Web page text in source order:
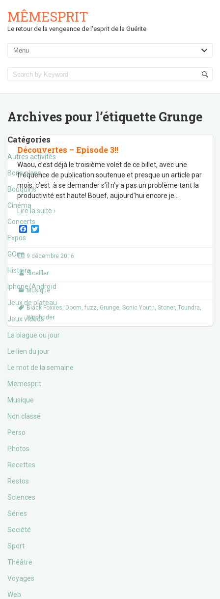
MÊMESPRIT
Le retour de la vengeance de l'esprit de la Guérite
Archives pour l’étiquette Grunge
Catégories
Autres activités
Bons plans
Bouquins
Cinéma
Concerts
Expos
GOne
Histoire
Iphone/Androïd
Jeux de plateau
Jeux vidéos
La blague du jour
Le lien du jour
Le mot de la semaine
Memesprit
Musique
Non classé
Perso
Photos
Recettes
Restos
Sciences
Séries
Société
Sport
Théâtre
Voyages
Web
Découvertes – Episode 3!!
Waou, c’est déjà le troisième volet de ce billet, avec une
fréquence de publication soutenue et presque un article par
mois; c’est à se demander s’il n’y a pas un problème tant la
productivité est haute! Bouef, aujourd’hui encore je
Lire la suite ›
F
e
b
o
o
k
t
r
9 décembre 2016
Stoeffler
Musique
Black Foxxes, Doom, fuzz, Grunge, Sonic Youth, Stoner, Toundra,
Witchrider